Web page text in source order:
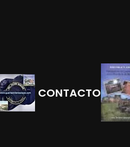
CONTACTO